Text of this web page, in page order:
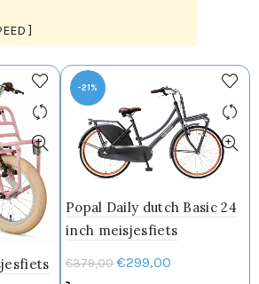
]
-21%
Popal Daily dutch Basic 24
inch meisjesfiets
€379,00 Oorspronkelijke
€299,00